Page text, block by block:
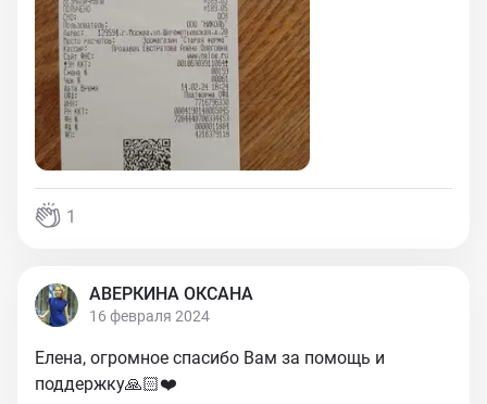
1
АВЕРКИНА ОКСАНА
16 февраля 2024
Елена, огромное спасибо Вам за помощь и
поддержку🙏🏻❤️